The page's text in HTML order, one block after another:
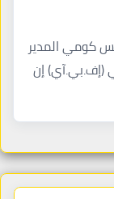
كومي المدير
(إف.بي.آي) إن